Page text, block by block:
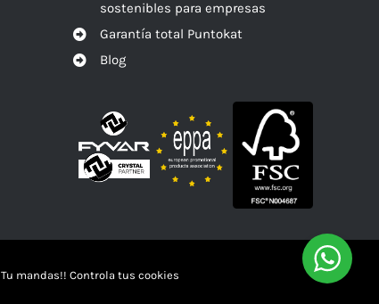
sostenibles para empresas
Garantía total Puntokat
Blog
Tu mandas!! Controla tus cookies